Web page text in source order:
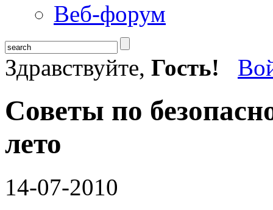
Веб-форум
Здравствуйте, Гость!
Советы по
лето
14-07-2010